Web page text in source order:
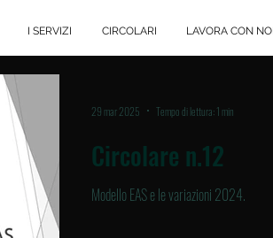
I SERVIZI CIRCOLARI LAVORA CON NOI
Circolare n.12
Modello EAS e le variazioni 2024.
29 mar 2025 Tempo di lettura: 1 min